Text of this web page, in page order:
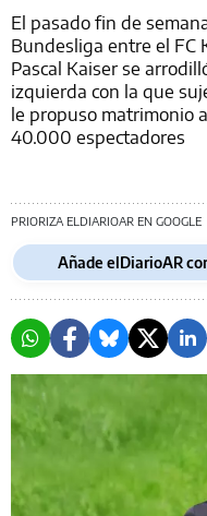
El pasado fin de
Bundesliga entre el FC
Pascal Kaiser se
izquierda con la que
le propuso matrimonio
40.000 espectadores
PRIORIZA ELDIARIOAR EN GOOGLE
Añade elDiarioAR